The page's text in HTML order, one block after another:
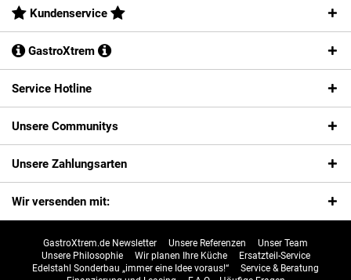
Kundenservice
GastroXtrem
Service Hotline
Unsere Communitys
Unsere Zahlungsarten
Wir versenden mit:
GastroXtrem.de Newsletter Unsere Referenzen
Unser Team
Unsere Philosophie
Wir planen Ihre Küche
Ersatzteil-Service
Edelstahl Sonderbau „immer eine Idee voraus!“
Service & Beratung